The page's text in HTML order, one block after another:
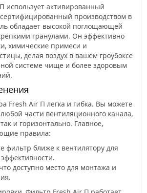
использует активированный
сертифицированный производством в
обладает высокой поглощающей
гранулами. Он эффективно
химические примеси и
делая воздух в вашем гроубоксе
системе чище и более здоровым
Fresh Air П легка и гибка. Вы можете
части вентиляционного канала,
и горизонтально. Главное,
правила:
фильтр ближе к вентилятору для
доступно место для монтажа и